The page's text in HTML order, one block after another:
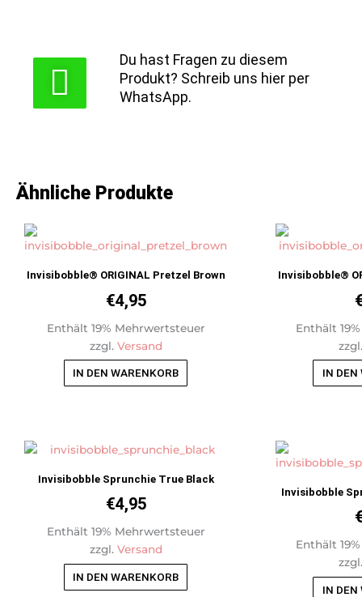
Du hast Fragen zu diesem
Produkt? Schreib uns hier per
WhatsApp.
Ähnliche Produkte
Invisibobble® ORIGINAL Pretzel Brown
€4,95
Enthält 19% Mehrwertsteuer
zzgl. Versand
IN DEN WARENKORB
Invisibobble®
Enthält
IN DEN
Invisibobble Sprunchie True Black
€4,95
Enthält 19% Mehrwertsteuer
zzgl. Versand
IN DEN WARENKORB
Invisibobble
Enthält
IN DEN